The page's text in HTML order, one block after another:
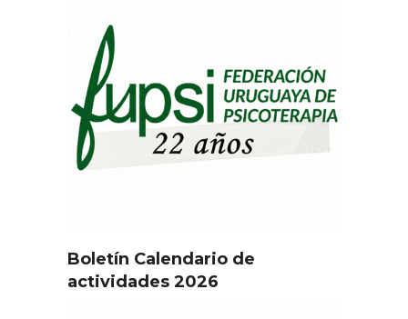
Boletín Calendario de
actividades 2026